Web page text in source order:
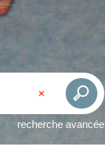
recherche avancée